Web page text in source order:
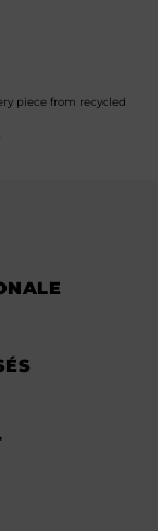
piece from recycled